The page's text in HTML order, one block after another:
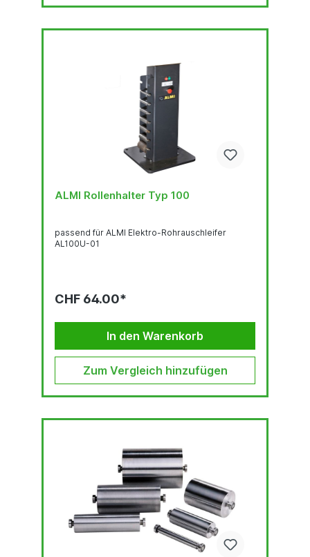
ALMI Rollenhalter Typ 100
passend für ALMI Elektro-Rohrauschleifer
AL100U-01
CHF 64.00*
In den Warenkorb
Zum Vergleich hinzufügen